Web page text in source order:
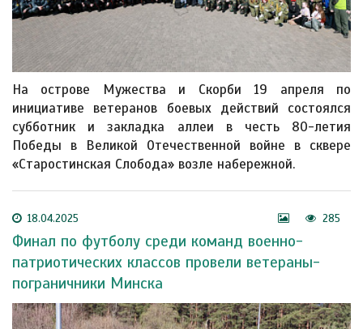
На острове Мужества и Скорби 19 апреля по
инициативе ветеранов боевых действий состоялся
субботник и закладка аллеи в честь 80-летия
Победы в Великой Отечественной войне в сквере
«Старостинская Слобода» возле набережной.
18.04.2025 285
Финал по футболу среди команд военно-
патриотических классов провели ветераны-
пограничники Минска